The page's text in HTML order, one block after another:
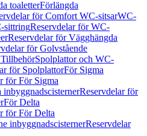
toaletterFörlängda
för Comfort WC-sitsarWC-
sittringReservdelar för WC-
Reservdelar för Vägghängda
för Golvstående
Spolplattor och WC-
för SpolplattorFör Sigma
för För Sigma
inbyggnadscisternerReservdelar för
För Delta
för För Delta
inbyggnadscisternerReservdelar